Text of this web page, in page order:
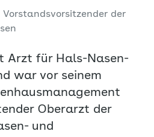
der
Arzt für Hals-Nasen-
war vor seinem
Oberarzt der
und